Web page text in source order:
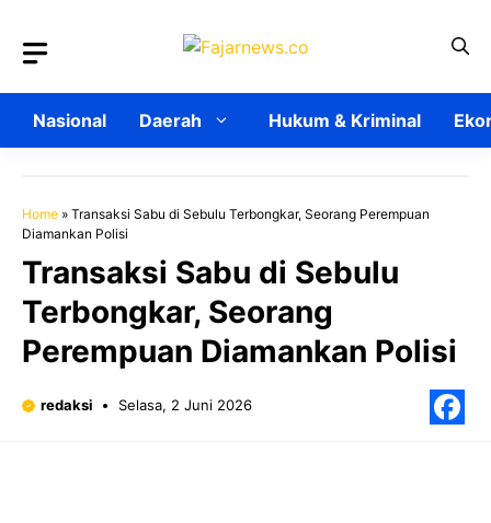
Nasional Daerah Hukum & Kriminal
Home » Transaksi Sabu di Sebulu Terbongkar, Seorang Perempuan
Diamankan Polisi
Transaksi Sabu di Sebulu
Terbongkar, Seorang
Perempuan Diamankan Polisi
redaksi Selasa, 2 Juni 2026